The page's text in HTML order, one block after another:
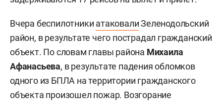
Вчера беспилотники атаковалиЗеленодольский
район, в результате чего пострадал гражданский
объект. По словам главы района Михаила
Афанасьева, в результате падения обломков
одного из БПЛА на территории гражданского
объекта произошел пожар. Возгорание